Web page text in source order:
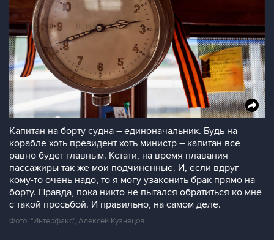
Капитан на борту судна – единоначальник. Будь на
корабле хоть президент хоть министр – капитан все
равно будет главным. Кстати, на время плавания
пассажиры так же мои подчиненные. И, если вдруг
кому-то очень надо, то я могу узаконить брак прямо на
борту. Правда, пока никто не пытался обратиться ко мне
с такой просьбой. И правильно, на самом деле.
Фото: "Интерфакс", Алексей Кузнецов